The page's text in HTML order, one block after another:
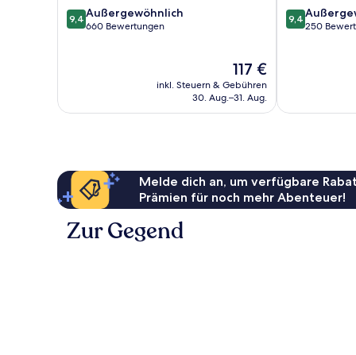
9.4
von
9,4 Außergewöhnlich
660 Bewertungen
Der
Preis
beträgt
117 €
inkl. Steuern & Gebühren
30. Aug.–31. Aug.
9.4
von
9,4
250
Melde dich an, um verfügbare
Prämien für noch mehr Abenteuer!
Zur Gegend